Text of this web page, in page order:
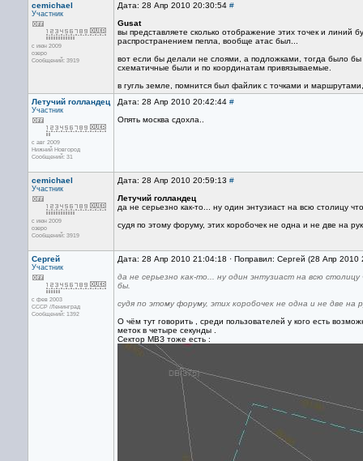
cemichael
Участник
с июн 2009
озеро
Сообщений: 3919
Дата: 28 Апр 2010 20:30:54 #
Gusat
вы представляете сколько отображение этих точек и линий
распространением пепла, вообще атас был...
вот если бы делали не слоями, а подложками, тогда было
схематичные были и по координатам привязываемые.
в гугль земле, помнится был файлик с точками и
Летучий голландец
Участник
с авг 2009
Нижний Новгород
Сообщений: 31
Дата: 28 Апр 2010 20:42:44 #
Опять москва сдохла..
cemichael
Участник
с июн 2009
озеро
Сообщений: 3919
Дата: 28 Апр 2010 20:59:13 #
Летучий голландец
да не серьезно как-то... ну один энтузиаст на всю столицу
судя по этому форуму, этих коробочек не одна и не две на
Сергей
Участник
с фев 2003
СССР /Ленинград
Сообщений: 1392
Дата: 28 Апр 2010 21:04:18 · Поправил: Сергей (28 Апр
да не серьезно как-то... ну один энтузиаст на всю
бы.
судя по этому форуму, этих коробочек не одна и не две на
О чём тут говорить , среди пользователей у кого есть
меток в четыре секунды .
Сектор МВЗ тоже есть :